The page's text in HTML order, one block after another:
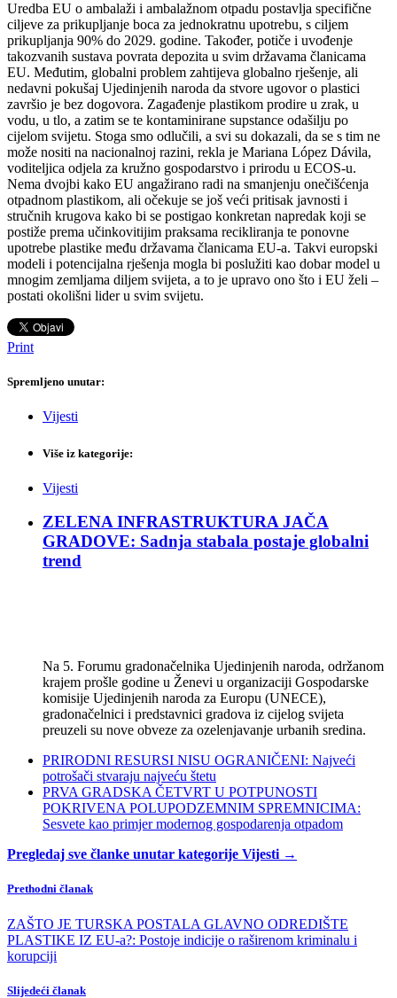
Uredba EU o ambalaži i ambalažnom otpadu postavlja specifične
ciljeve za prikupljanje boca za jednokratnu upotrebu, s ciljem
prikupljanja 90% do 2029. godine. Također, potiče i uvođenje
takozvanih sustava povrata depozita u svim državama članicama
EU. Međutim, globalni problem zahtijeva globalno rješenje, ali
nedavni pokušaj Ujedinjenih naroda da stvore ugovor o plastici
završio je bez dogovora. Zagađenje plastikom prodire u zrak, u
vodu, u tlo, a zatim se te kontaminirane supstance odašilju po
cijelom svijetu. Stoga smo odlučili, a svi su dokazali, da se s tim ne
može nositi na nacionalnoj razini, rekla je Mariana López Dávila,
voditeljica odjela za kružno gospodarstvo i prirodu u ECOS-u.
Nema dvojbi kako EU angažirano radi na smanjenju onečišćenja
otpadnom plastikom, ali očekuje se još veći pritisak javnosti i
stručnih krugova kako bi se postigao konkretan napredak koji se
postiže prema učinkovitijim praksama recikliranja te ponovne
upotrebe plastike među državama članicama EU-a. Takvi europski
modeli i potencijalna rješenja mogla bi poslužiti kao dobar model u
mnogim zemljama diljem svijeta, a to je upravo ono što i EU želi –
postati okolišni lider u svim svijetu.
Print
Spremljeno unutar:
Vijesti
Više iz kategorije:
Vijesti
ZELENA INFRASTRUKTURA JAČA
GRADOVE: Sadnja stabala postaje globalni
trend
Na 5. Forumu gradonačelnika Ujedinjenih naroda, održanom
krajem prošle godine u Ženevi u organizaciji Gospodarske
komisije Ujedinjenih naroda za Europu (UNECE),
gradonačelnici i predstavnici gradova iz cijelog svijeta
preuzeli su nove obveze za ozelenjavanje urbanih sredina.
PRIRODNI RESURSI NISU OGRANIČENI: Najveći
potrošači stvaraju najveću štetu
PRVA GRADSKA ČETVRT U POTPUNOSTI
POKRIVENA POLUPODZEMNIM SPREMNICIMA:
Sesvete kao primjer modernog gospodarenja otpadom
Pregledaj sve članke unutar kategorije Vijesti →
Prethodni članak
ZAŠTO JE TURSKA POSTALA GLAVNO ODREDIŠTE
PLASTIKE IZ EU-a?: Postoje indicije o raširenom kriminalu i
korupciji
Slijedeći članak